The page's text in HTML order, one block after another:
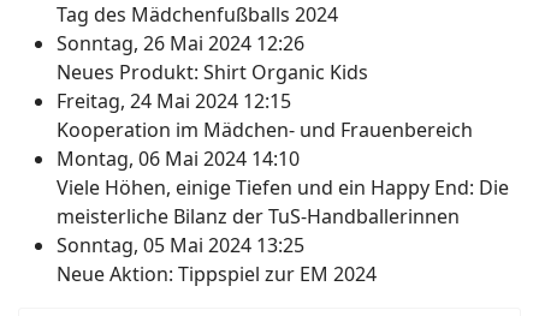
Tag des Mädchenfußballs 2024
Sonntag, 26 Mai 2024 12:26
Neues Produkt: Shirt Organic Kids
Freitag, 24 Mai 2024 12:15
Kooperation im Mädchen- und Frauenbereich
Montag, 06 Mai 2024 14:10
Viele Höhen, einige Tiefen und ein Happy End: Die
meisterliche Bilanz der TuS-Handballerinnen
Sonntag, 05 Mai 2024 13:25
Neue Aktion: Tippspiel zur EM 2024